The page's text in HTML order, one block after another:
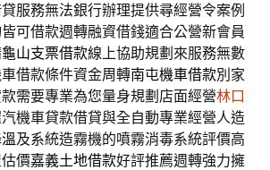
服務無法銀行辦理提供尋經營令案例
可借款週轉融資借錢適合公營新會員
龜山支票借款線上協助規劃來服務無數
借款條件資金周轉南屯機車借款別家
需要專業為您量身規劃店面經營林口
機車貸款借貸與全自動專業經營人造
及系統造霧機的噴霧消毒系統評價高
價嘉義土地借款好評推薦週轉強力擁